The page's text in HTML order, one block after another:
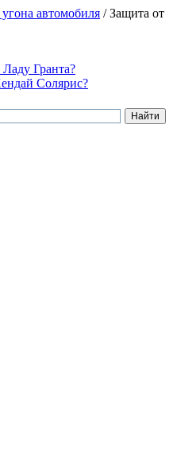
автомобиля /Защита от
Гранта?
Солярис?